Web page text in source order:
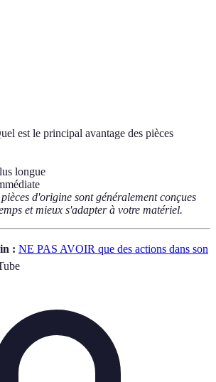
est le principal avantage des pièces
longue
d'origine sont généralement conçues
et mieux s'adapter à votre matériel.
: NE PAS AVOIR que des actions dans son